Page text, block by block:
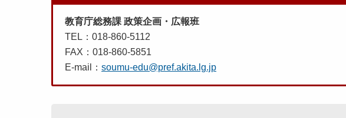
教育庁総務課 政策企画・広報班
TEL：018-860-5112
FAX：018-860-5851
E-mail： soumu-edu@pref.akita.lg.jp